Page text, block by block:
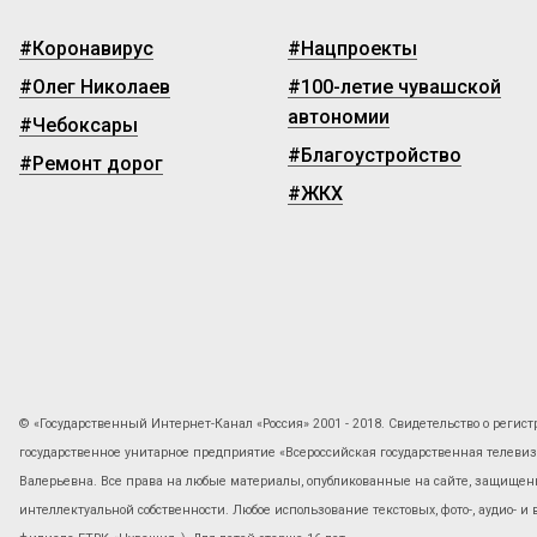
#Коронавирус
#Олег Николаев
#Чебоксары
#Ремонт дорог
#Нацпроекты
#100-летие чувашской
автономии
#Благоустройство
#ЖКХ
© «Государственный Интернет-Канал «Россия» 2001 - 2018. Свидетельство о
государственное унитарное предприятие «Всероссийская государственная
Валерьевна. Все права на любые материалы, опубликованные на сайте,
интеллектуальной собственности. Любое использование текстовых, фото-, аудио-